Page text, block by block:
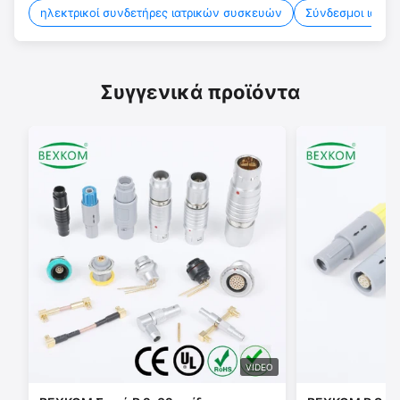
ηλεκτρικοί συνδετήρες ιατρικών συσκευών Σύνδεσμοι
Συγγενικά προϊόντα
VIDEO